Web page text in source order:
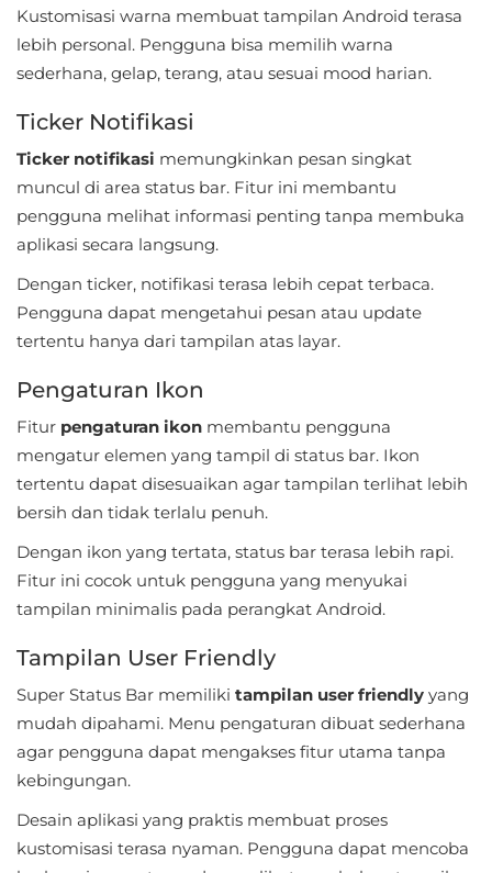
Navigation
Medical
Music
&
Audio
News
Magazines
Personalisasi
Personalization
Photography
Productivity
Shopping
Social
Sport
Sports
Tools
Travel
Kustomisasi warna membuat tampilan Android terasa
lebih personal. Pengguna bisa memilih warna
sederhana, gelap, terang, atau sesuai mood harian.
Ticker Notifikasi
Ticker notifikasi memungkinkan pesan singkat
muncul di area status bar. Fitur ini membantu
pengguna melihat informasi penting tanpa membuka
aplikasi secara langsung.
Dengan ticker, notifikasi terasa lebih cepat terbaca.
Pengguna dapat mengetahui pesan atau update
tertentu hanya dari tampilan atas layar.
Pengaturan Ikon
Fitur pengaturan ikon membantu pengguna
mengatur elemen yang tampil di status bar. Ikon
tertentu dapat disesuaikan agar tampilan terlihat lebih
bersih dan tidak terlalu penuh.
Dengan ikon yang tertata, status bar terasa lebih rapi.
Fitur ini cocok untuk pengguna yang menyukai
tampilan minimalis pada perangkat Android.
Tampilan User Friendly
Super Status Bar memiliki tampilan user friendly yang
mudah dipahami. Menu pengaturan dibuat sederhana
agar pengguna dapat mengakses fitur utama tanpa
kebingungan.
Desain aplikasi yang praktis membuat proses
kustomisasi terasa nyaman. Pengguna dapat mencoba